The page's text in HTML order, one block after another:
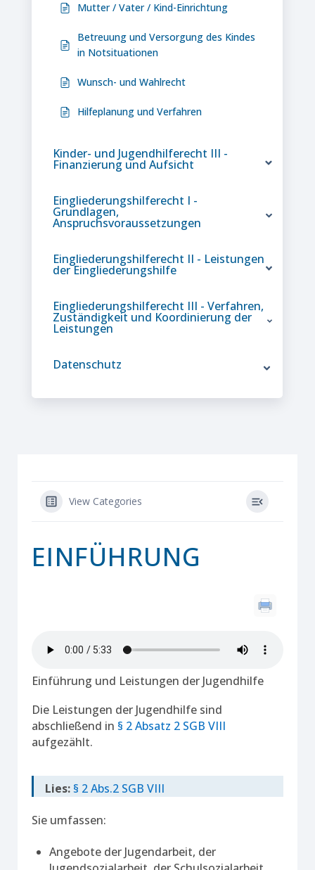
Mutter / Vater / Kind-Einrichtung
Betreuung und Versorgung des Kindes
in Notsituationen
Wunsch- und Wahlrecht
Hilfeplanung und Verfahren
Kinder- und Jugendhilferecht III -
Finanzierung und Aufsicht
Eingliederungshilferecht I -
Grundlagen,
Anspruchsvoraussetzungen
Eingliederungshilferecht II - Leistungen
der Eingliederungshilfe
Eingliederungshilferecht III - Verfahren,
Zuständigkeit und Koordinierung der
Leistungen
Datenschutz
View Categories
EINFÜHRUNG
Einführung und Leistungen der Jugendhilfe
Die Leistungen der Jugendhilfe sind
abschließend in § 2 Absatz 2 SGB VIII
aufgezählt.
Lies:§ 2 Abs.2 SGB VIII
Sie umfassen:
Angebote der Jugendarbeit, der